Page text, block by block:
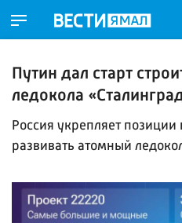
Путин дал старт
ледокола
Россия укрепляет
развивать атомный